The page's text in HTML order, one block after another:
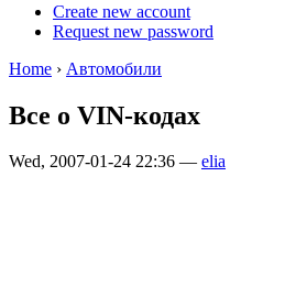
Create new account
Request new password
Home › Автомобили
Все о VIN-кодах
Wed, 2007-01-24 22:36 — elia